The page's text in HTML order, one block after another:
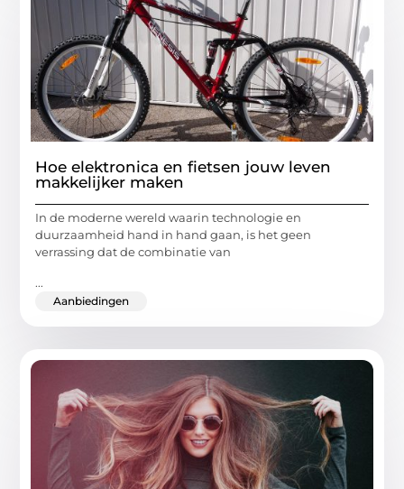
Hoe elektronica en fietsen jouw leven
makkelijker maken
In de moderne wereld waarin technologie en
duurzaamheid hand in hand gaan, is het geen
verrassing dat de combinatie van
...
Aanbiedingen